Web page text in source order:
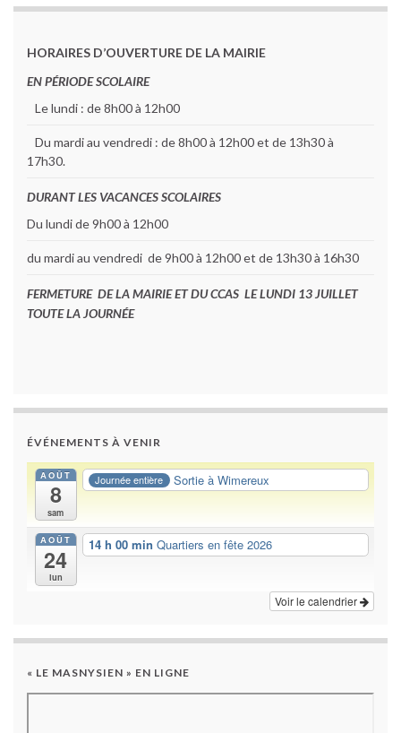
HORAIRES D’OUVERTURE DE LA MAIRIE
EN PÉRIODE SCOLAIRE
Le lundi : de 8h00 à 12h00
Du mardi au vendredi : de 8h00 à 12h00 et de 13h30 à
17h30.
DURANT LES VACANCES SCOLAIRES
Du lundi de 9h00 à 12h00
du mardi au vendredi de 9h00 à 12h00 et de 13h30 à 16h30
FERMETURE DE LA MAIRIE ET DU CCAS LE LUNDI 13 JUILLET
TOUTE LA JOURNÉE
ÉVÉNEMENTS À VENIR
AOÛT
8
sam
Journée entière Sortie à Wimereux
AOÛT
24
lun
14 h 00 min Quartiers en fête 2026
Voir le calendrier
« LE MASNYSIEN » EN LIGNE